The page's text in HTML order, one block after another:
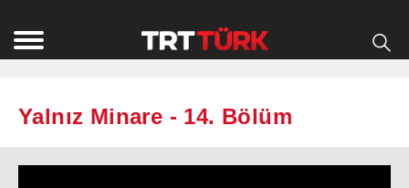
Yalnız Minare - 14. Bölüm